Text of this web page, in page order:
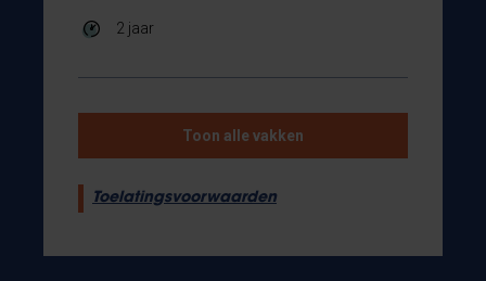
2 jaar
Toon alle vakken
Toelatingsvoorwaarden